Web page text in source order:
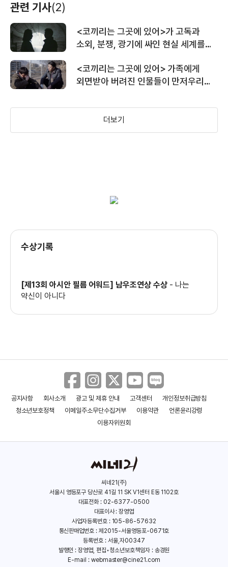
관련 기사(2)
<코끼리는 그곳에 있어>가 고독과
소외, 분쟁, 광기에 싸인 현실 세계를
<코끼리는 그곳에 있어> 가족에게
외면받아 버려진 인물들이 만저우리에
이야기
더보기
수상기록
[제13회 아시안 필름 어워드] 남우조연상 수상- 나는
약신이 아니다
공지사항 회사소개 광고 및 제휴 안내 고객센터
개인정보취급방침
청소년보호정책
이메일주소무단수집거부 이용약관
언론윤리강령
이용자위원회
씨네21(주)
서울시 영등포구 당산로 41길 11 SK V1센터 E동 1102호
대표전화 : 02-6377-0500
대표이사 : 장영엽
사업자등록번호 : 105-86-57632
통신판매업번호 : 제2015-서울영등포-0671호
등록번호 : 서울,자00347
발행인 : 장영엽, 편집•청소년보호책임자 : 송경원
E-mail : webmaster@cine21.com